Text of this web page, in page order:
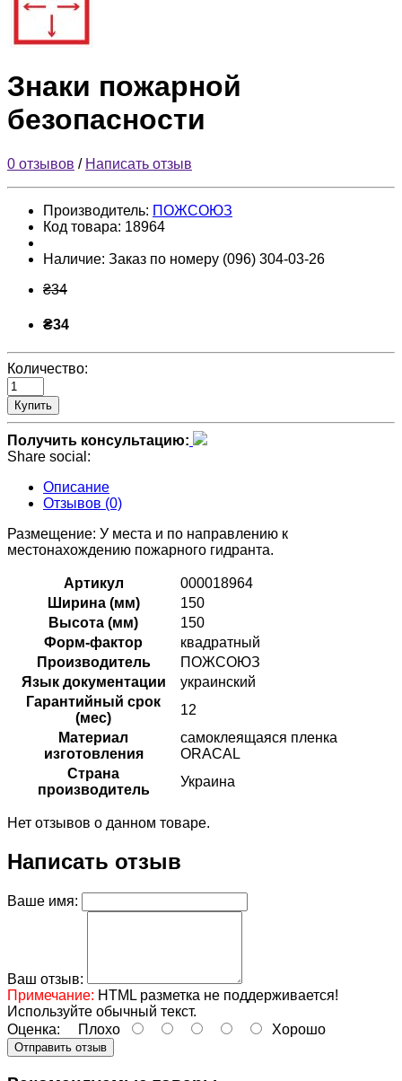
Знаки пожарной
безопасности
0 отзывов / Написать отзыв
Производитель: ПОЖСОЮЗ
Код товара: 18964
Наличие: Заказ по номеру (096) 304-03-26
₴34
₴34
Количество:
Купить
Получить консультацию:
Share social:
Описание
Отзывов (0)
Размещение: У места и по направлению к
местонахождению пожарного гидранта.
Артикул
000018964
Ширина (мм)
150
Высота (мм)
150
Форм-фактор
квадратный
Производитель
ПОЖСОЮЗ
Язык документации
украинский
Гарантийный срок
(мес)
12
Материал
изготовления
самоклеящаяся пленка
ORACAL
Страна
производитель
Украина
Нет отзывов о данном товаре.
Написать отзыв
Ваше имя:
Ваш отзыв:
Примечание: HTML разметка не поддерживается!
Используйте обычный текст.
Оценка: Плохо Хорошо
Отправить отзыв